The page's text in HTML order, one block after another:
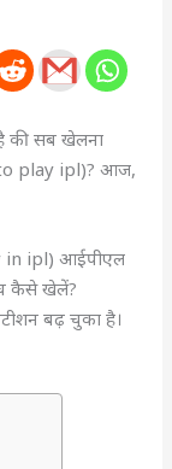
की सब खेलना
play ipl)? आज,
in ipl) आईपीएल
कैसे खेलें?
बढ़ चुका है।